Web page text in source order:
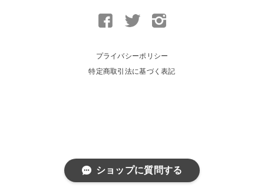
プライバシーポリシー
特定商取引法に基づく表記
ショップに質問する